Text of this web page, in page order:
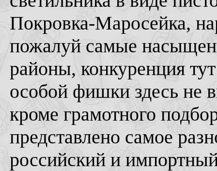
Покровка-Маросейка,
пожалуй самые
районы, конкуренция
особой фишки здесь
кроме грамотного
представлено самое
российский и